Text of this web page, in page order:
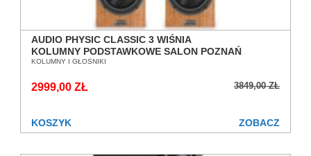
AUDIO PHYSIC CLASSIC 3 WIŚNIA
KOLUMNY PODSTAWKOWE SALON POZNAŃ
WROCŁAW
KOLUMNY I GŁOŚNIKI
3849,00 ZŁ
2999,00 ZŁ
KOSZYK ZOBACZ